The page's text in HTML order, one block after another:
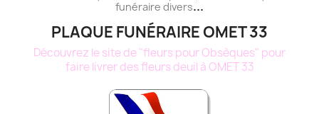
funéraire divers...
PLAQUE FUNÉRAIRE OMET 33
Découvrez le site de "fleurs pour Obsèques" pour
faire livrer des fleurs deuil à OMET 33